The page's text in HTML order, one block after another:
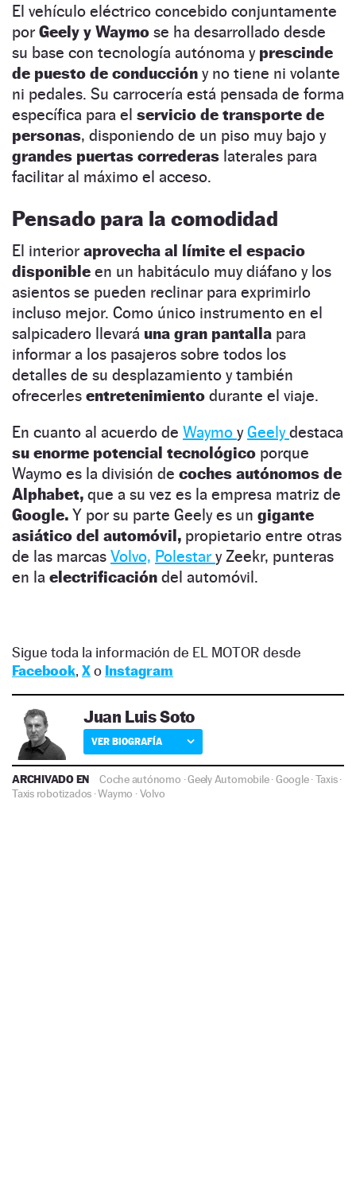
El vehículo eléctrico concebido conjuntamente
por Geely y Waymo se ha desarrollado desde
su base con tecnología autónoma y prescinde
de puesto de conducción y no tiene ni volante
ni pedales. Su carrocería está pensada de forma
específica para el servicio de transporte de
personas, disponiendo de un piso muy bajo y
grandes puertas correderas laterales para
facilitar al máximo el acceso.
Pensado para la comodidad
El interior aprovecha al límite el espacio
disponible en un habitáculo muy diáfano y los
asientos se pueden reclinar para exprimirlo
incluso mejor. Como único instrumento en el
salpicadero llevará una gran pantalla para
informar a los pasajeros sobre todos los
detalles de su desplazamiento y también
ofrecerles entretenimiento durante el viaje.
En cuanto al acuerdo de Waymo yGeelydestaca
su enorme potencial tecnológico porque
Waymo es la división de coches autónomos de
Alphabet, que a su vez es la empresa matriz de
Google. Y por su parte Geely es un gigante
asiático del automóvil, propietario entre otras
de las marcas Volvo, Polestar y Zeekr, punteras
en la electrificación del automóvil.
Sigue toda la información de EL MOTOR desde
Facebook, Xo Instagram
Juan Luis Soto
VER BIOGRAFÍA
ARCHIVADO EN Coche autónomo ·Geely Automobile·Google·Taxis·
Taxis robotizados ·Waymo ·Volvo